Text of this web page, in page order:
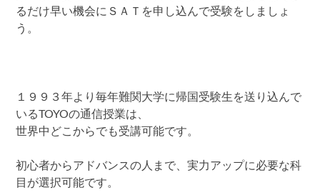
るだけ早い機会にＳＡＴを申し込んで受験をしましょ
う。
１９９３年より毎年難関大学に帰国受験生を送り込んで
いるTOYOの通信授業は、
世界中どこからでも受講可能です。
初心者からアドバンスの人まで、実力アップに必要な科
目が選択可能です。